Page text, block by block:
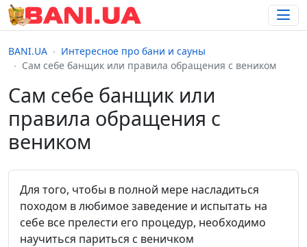
BANI.UA
Интересное про бани и сауны
Сам себе банщик или правила обращения с веником
Сам себе банщик или
правила обращения с
веником
Для того, чтобы в полной мере насладиться
походом в любимое заведение и испытать на
себе все прелести его процедур, необходимо
научиться париться с веничком